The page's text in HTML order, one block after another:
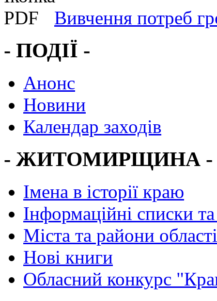
Вивчення потреб
- ПОДІЇ -
Анонс
Новини
Календар заходів
- ЖИТОМИРЩИНА -
Імена в історії краю
Інформаційні списки
Міста та райони області
Нові книги
Обласний конкурс